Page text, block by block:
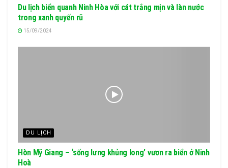
Du lịch biển quanh Ninh Hòa với cát trắng mịn và làn nước
trong xanh quyến rũ
15/09/2024
DU LỊCH
Hòn Mỹ Giang – ‘sống lưng khủng long’ vươn ra biển ở Ninh
Hoà